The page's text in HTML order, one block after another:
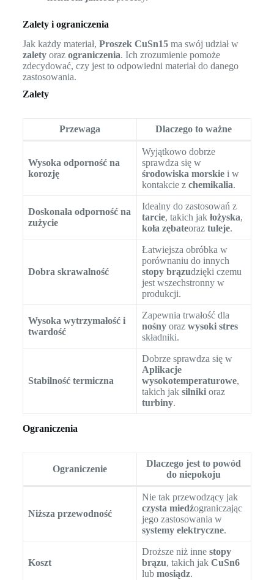
Zalety i ograniczenia
Jak każdy materiał, Proszek CuSn15ma swój udział w
zaletyoraz ograniczenia. Ich zrozumienie pomoże
zdecydować, czy jest to odpowiedni materiał do danego
zastosowania.
Zalety
Przewaga Dlaczego to ważne
Wysoka odporność na
korozję
Wyjątkowo dobrze
sprawdza się w
środowiska morskiei w
kontakcie z chemikalia.
Doskonała odporność na
zużycie
Idealny do zastosowań z
tarcie, takich jak łożyska,
koła zębateoraz tuleje.
Dobra skrawalność
Łatwiejsza obróbka w
porównaniu do innych
stopy brązudzięki czemu
jest wszechstronny w
produkcji.
Wysoka wytrzymałość i
twardość
Zapewnia trwałość dla
nośnyoraz wysoki stres
składniki.
Stabilność termiczna
Dobrze sprawdza się w
Aplikacje
wysokotemperaturowe,
takich jak silnikioraz
turbiny.
Ograniczenia
Ograniczenie
Dlaczego jest to powód
do niepokoju
Niższa przewodność
Nie tak przewodzący jak
czysta miedźograniczając
jego zastosowania w
systemy elektryczne.
Koszt
Droższe niż inne stopy
brązu, takich jak CuSn6
lub mosiądz.